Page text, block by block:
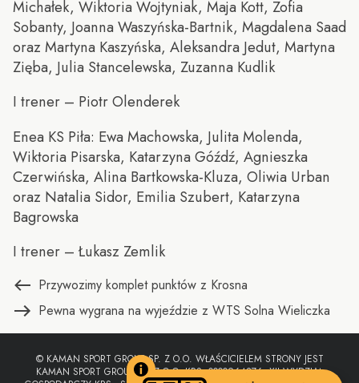
Michałek, Wiktoria Wojtyniak, Maja Kott, Zofia
Sobanty, Joanna Waszyńska-Bartnik, Magdalena Saad
oraz Martyna Kaszyńska, Aleksandra Jedut, Martyna
Zięba, Julia Stancelewska, Zuzanna Kudlik
I trener – Piotr Olenderek
Enea KS Piła: Ewa Machowska, Julita Molenda,
Wiktoria Pisarska, Katarzyna Góźdź, Agnieszka
Czerwińska, Alina Bartkowska-Kluza, Oliwia Urban
oraz Natalia Sidor, Emilia Szubert, Katarzyna
Bagrowska
I trener – Łukasz Zemlik
Nawigacja
wpisu
Poprzedni
wpis:
Przywozimy komplet punktów z Krosna
Następny
wpis:
Pewna wygrana na wyjeździe z WTS Solna Wieliczka
© KAMAN SPORT GROUP SP. Z O.O. WŁAŚCICIELEM STRONY JEST
KAMAN SPORT GROUP SP. Z O.O. KRS: 0000964876, XII WYDZIAŁ